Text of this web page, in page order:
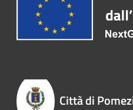
Città di